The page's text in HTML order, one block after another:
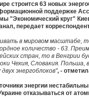
строится 63 новых
поддержке
"Экономический круг"
передает
в мировом масштабе,
количество - 63.
стран, то в Венгрии
Чехия, Словакия.
энергоблоков", -
энергии нестабильны
отказываться от